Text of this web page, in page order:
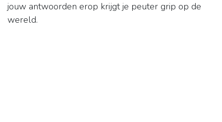
jouw antwoorden erop krijgt je peuter grip op de
wereld.